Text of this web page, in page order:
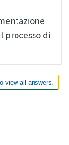
processo di
view all answers.